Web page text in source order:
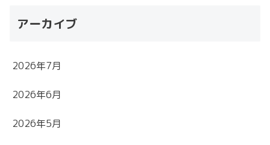
アーカイブ
2026年7月
2026年6月
2026年5月